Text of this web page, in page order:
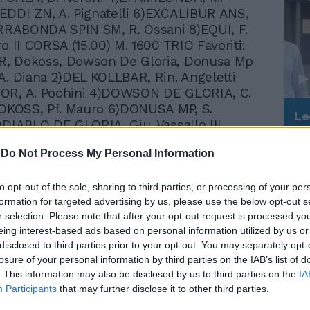
Do Not Process My Personal Information
opt-out of the sale, sharing to third parties, or processing of your
for targeted advertising by us, please use the below opt-out
selection. Please note that after your opt-out request is processed
interest-based ads based on personal information utilized by us
to third parties prior to your opt-out. You may separately
of your personal information by third parties on the IAB’s list of
This information may also be disclosed by us to third parties on the
Participants that may further disclose it to other third parties.
ZN, A. Pignatelli 6)EXCALIBUR ANS,
SPIN SM, R. Ossani 8)EQUI, F.
II CORSA (15.00) M. 1600 TRIO Favoriti:
Dokoss, Dowson De Gloria, Donusa Mp
Diana 2)DEL KOLLBAR, Rin. Angeletti
A. Pochini 4)DOWSON DE GLORIA, C.
Pf. Mauro 6)DONUSA MP, S.
DE GLORIA, Giu. Vassallo III
Cerbero, Conversa Sm 1)CONVERSA SM,
4)BOSWER FONT, G. Minnucci 5)ZUSYE
6)BARDENO ANS, F. Pettinari 7)VERY
L. Colletti 8)DIWALI PL (DK), L.
CORSA (15.50) M. 1600 TRIO Favoriti:
PARK, Cranach, Arno Trio, Bugs Bunny,
JET, G. Vespa 2)ARNO TRIO, R.
AC,Ad. Albonetti 4)CRANACH, R.
Trump, Meloni e la strategia